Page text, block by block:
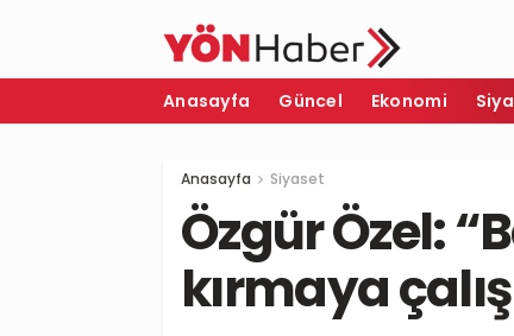
Anasayfa Güncel Ekonomi
Anasayfa Siyaset
Özgür Özel:
kırmaya